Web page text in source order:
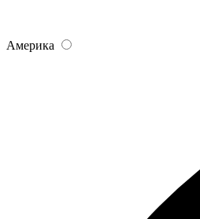
Америка